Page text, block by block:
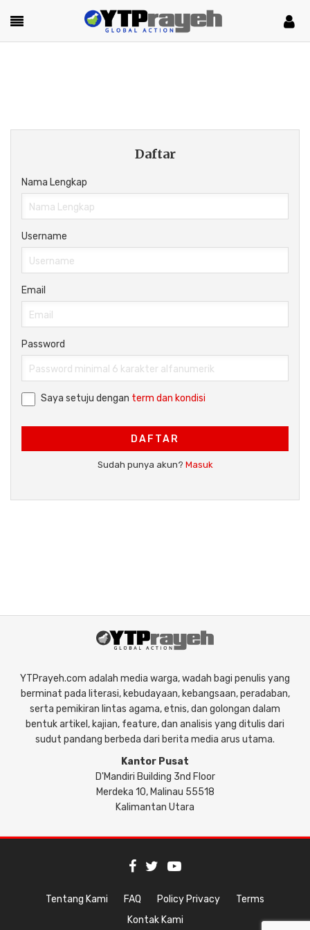
Daftar
Nama Lengkap
Username
Email
Password
Saya setuju dengan term dan kondisi
DAFTAR
Sudah punya akun? Masuk
YTPrayeh.com adalah media warga, wadah bagi penulis yang
berminat pada literasi, kebudayaan, kebangsaan, peradaban,
serta pemikiran lintas agama, etnis, dan golongan dalam
bentuk artikel, kajian, feature, dan analisis yang ditulis dari
sudut pandang berbeda dari berita media arus utama.
Kantor Pusat
D'Mandiri Building 3nd Floor
Merdeka 10, Malinau 55518
Kalimantan Utara
Tentang Kami FAQ Policy Privacy
Terms
Kontak Kami